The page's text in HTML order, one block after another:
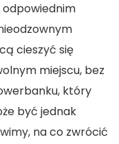
odpowiednim
cieszyć się
miejscu, bez
który
być jednak
na co zwrócić